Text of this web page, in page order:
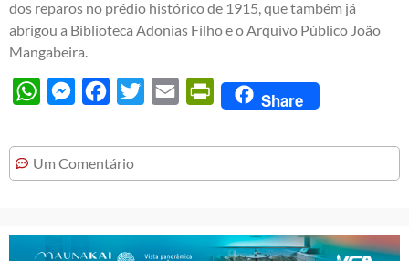
dos reparos no prédio histórico de 1915, que também já
abrigou a Biblioteca Adonias Filho e o Arquivo Público João
Mangabeira.
WhatsAppMessengerFacebook
Twitter Email PrintFriendly
Share
Um Comentário